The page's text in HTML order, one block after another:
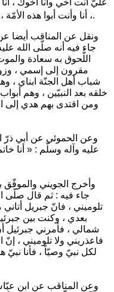
، أنا وأنت أبوا هذه.
ونقل عن المناقب أيضا
جاء فيه أنه صلّى الله
اللُّحوق به سعادة
مقرون إلى إسمي ،
شباب أهل الجنّة ابناي ،
خلقه بعد النبيّين ، وهم
ومن اقتدى بهم هدي إلى
وعن الحموئي عن أبي ذرّ
عليه وآله وسلّم : « أنا
وأخرج الجويني
جاء فيه : ثم قال صلّى
تلوميني ، فانّ جبريل
بعدي ، وكنت بين
شمالي ، فأمرني جبرئيل
فاعذريني ولا تلوميني ، إنّ
لكل نبيّ وصيّاً ، فأنا
وعن المناقب عن ابن